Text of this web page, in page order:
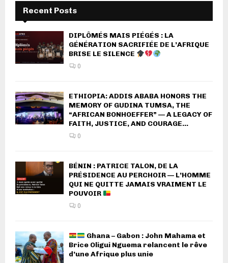
Recent Posts
DIPLÔMÉS MAIS PIÉGÉS : LA
GÉNÉRATION SACRIFIÉE DE L’AFRIQUE
BRISE LE SILENCE
0
ETHIOPIA: ADDIS ABABA HONORS THE
MEMORY OF GUDINA TUMSA, THE
“AFRICAN BONHOEFFER” — A LEGACY OF
FAITH, JUSTICE, AND COURAGE...
0
BÉNIN : PATRICE TALON, DE LA
PRÉSIDENCE AU PERCHOIR — L’HOMME
QUI NE QUITTE JAMAIS VRAIMENT LE
POUVOIR
0
Ghana – Gabon : John Mahama et
Brice Oligui Nguema relancent le rêve
d’une Afrique plus unie